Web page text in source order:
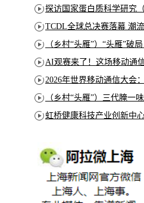
TCDL全球总决赛落幕 潮
AI观赛来了！这场移动通
（乡村“头雁”）三代腌一